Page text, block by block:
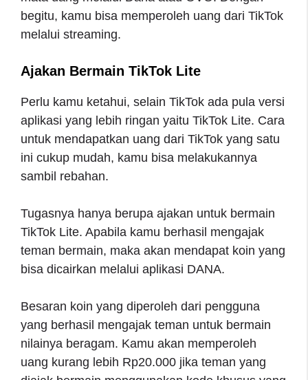
begitu, kamu bisa memperoleh uang dari TikTok
melalui streaming.
Ajakan Bermain TikTok Lite
Perlu kamu ketahui, selain TikTok ada pula versi
aplikasi yang lebih ringan yaitu TikTok Lite. Cara
untuk mendapatkan uang dari TikTok yang satu
ini cukup mudah, kamu bisa melakukannya
sambil rebahan.
Tugasnya hanya berupa ajakan untuk bermain
TikTok Lite. Apabila kamu berhasil mengajak
teman bermain, maka akan mendapat koin yang
bisa dicairkan melalui aplikasi DANA.
Besaran koin yang diperoleh dari pengguna
yang berhasil mengajak teman untuk bermain
nilainya beragam. Kamu akan memperoleh
uang kurang lebih Rp20.000 jika teman yang